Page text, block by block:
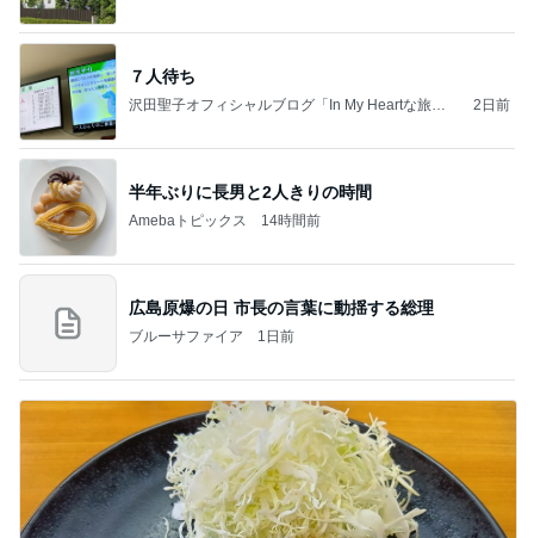
７人待ち
沢田聖子オフィシャルブログ「In My Heartな旅日
2日前
半年ぶりに長男と2人きりの時間
Amebaトピックス 14時間前
広島原爆の日 市長の言葉に動揺する総理
ブルーサファイア 1日前